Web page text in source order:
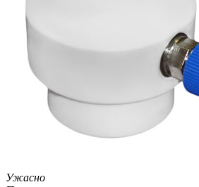
Ужасно